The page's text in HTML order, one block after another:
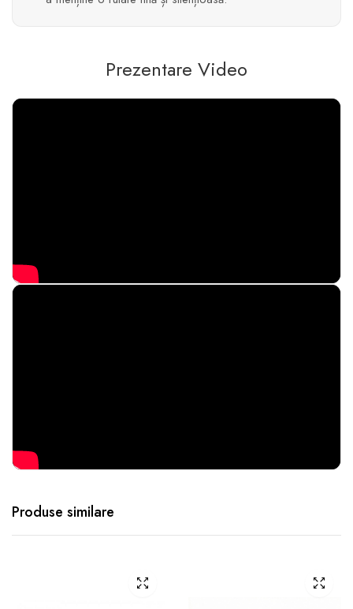
Prezentare Video
Produse similare